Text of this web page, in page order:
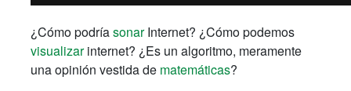
¿Cómo podríasonarInternet? ¿Cómo podemos
visualizarinternet? ¿Es un algoritmo, meramente
una opinión vestida de matemáticas?